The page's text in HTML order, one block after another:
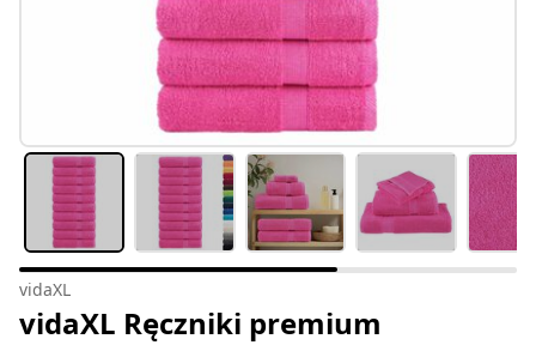
vidaXL
vidaXL Ręczniki premium